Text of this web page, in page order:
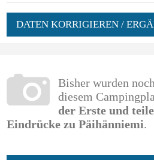
DATEN KORRIGIEREN /
Bisher wurden
diesem
der Erste und
Eindrücke zu Päihänniemi.